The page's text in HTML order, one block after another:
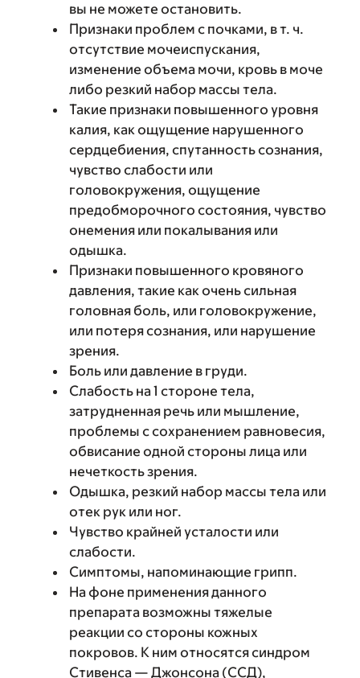
вы не можете остановить.
Признаки проблем с почками, в т. ч.
отсутствие мочеиспускания,
изменение объема мочи, кровь в моче
либо резкий набор массы тела.
Такие признаки повышенного уровня
калия, как ощущение нарушенного
сердцебиения, спутанность сознания,
чувство слабости или
головокружения, ощущение
предобморочного состояния, чувство
онемения или покалывания или
одышка.
Признаки повышенного кровяного
давления, такие как очень сильная
головная боль, или головокружение,
или потеря сознания, или нарушение
зрения.
Боль или давление в груди.
Слабость на 1 стороне тела,
затрудненная речь или мышление,
проблемы с сохранением равновесия,
обвисание одной стороны лица или
нечеткость зрения.
Одышка, резкий набор массы тела или
отек рук или ног.
Чувство крайней усталости или
слабости.
Симптомы, напоминающие грипп.
На фоне применения данного
препарата возможны тяжелые
реакции со стороны кожных
покровов. К ним относятся синдром
Стивенса — Джонсона (ССД),